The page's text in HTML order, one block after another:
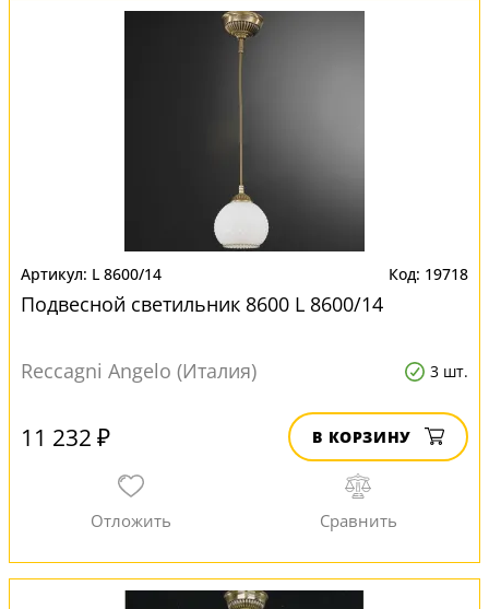
L 8600/14 19718
Подвесной светильник 8600 L 8600/14
Reccagni Angelo (Италия) 3 шт.
11 232 ₽ В КОРЗИНУ